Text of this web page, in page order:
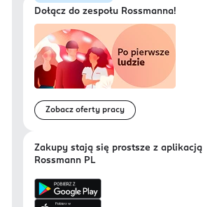
Dołącz do zespołu Rossmanna!
Zobacz oferty pracy
Zakupy stają się prostsze z aplikacją
Rossmann PL